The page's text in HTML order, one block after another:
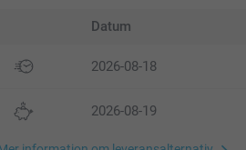
Datum
2026-08-18
2026-08-19